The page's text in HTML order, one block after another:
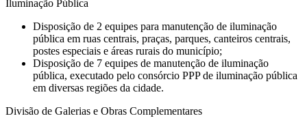
Iluminação Pública
Disposição de 2 equipes para manutenção de iluminação
pública em ruas centrais, praças, parques, canteiros centrais,
postes especiais e áreas rurais do município;
Disposição de 7 equipes de manutenção de iluminação
pública, executado pelo consórcio PPP de iluminação pública
em diversas regiões da cidade.
Divisão de Galerias e Obras Complementares